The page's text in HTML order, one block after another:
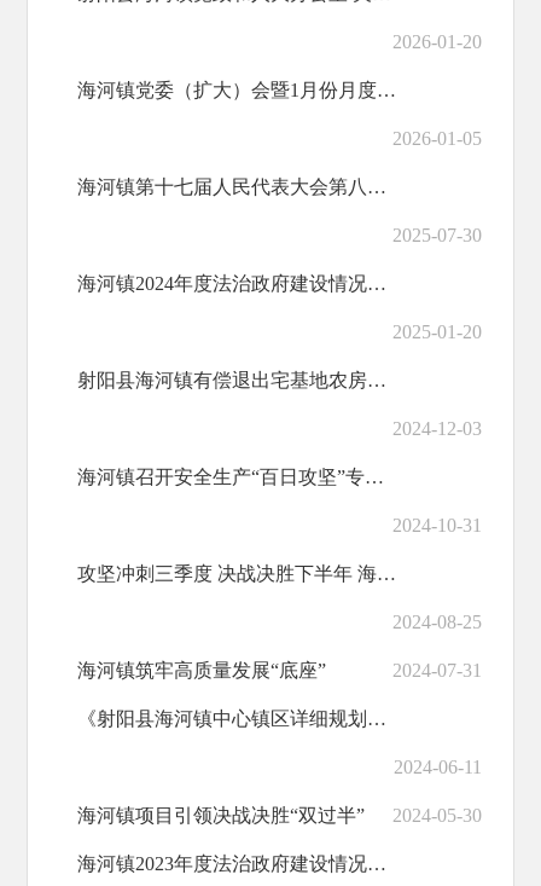
2026-01-20
海河镇党委（扩大）会暨1月份月度工作例会召开
2026-01-05
海河镇第十七届人民代表大会第八次会议召开
2025-07-30
海河镇2024年度法治政府建设情况报告
2025-01-20
射阳县海河镇有偿退出宅基地农房周边树木（苗木）迁移、清理项目（六次）流标公告
2024-12-03
海河镇召开安全生产“百日攻坚”专项行动动员部署暨10月份月度工作例会
2024-10-31
攻坚冲刺三季度 决战决胜下半年 海河镇8月份月度工作例会召开
2024-08-25
海河镇筑牢高质量发展“底座” 2024-07-31
《射阳县海河镇中心镇区详细规划》陡港线南侧与纬六路中间地块、新民路两侧地块、伯森路两侧地块...
2024-06-11
海河镇项目引领决战决胜“双过半” 2024-05-30
海河镇2023年度法治政府建设情况报告